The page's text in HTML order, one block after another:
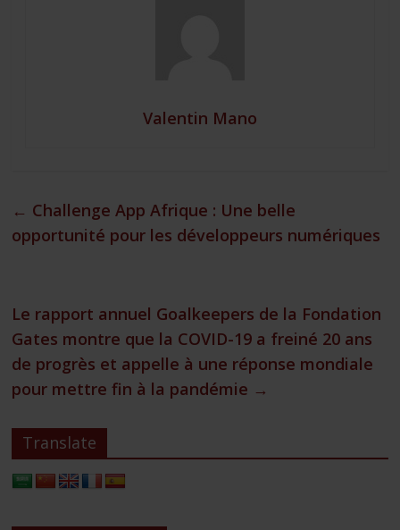
Valentin Mano
← Challenge App Afrique : Une belle
opportunité pour les développeurs numériques
Le rapport annuel Goalkeepers de la Fondation
Gates montre que la COVID-19 a freiné 20 ans
de progrès et appelle à une réponse mondiale
pour mettre fin à la pandémie →
Translate